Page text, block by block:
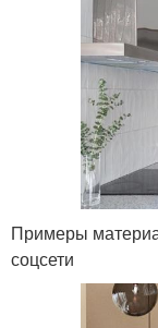
Примеры
соцсети